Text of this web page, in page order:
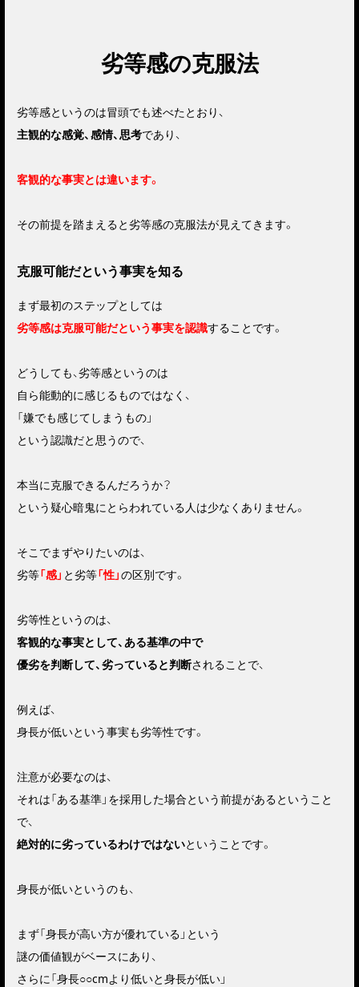
劣等感の克服法
劣等感というのは冒頭でも述べたとおり、
主観的な感覚、感情、思考であり、
客観的な事実とは違います。
その前提を踏まえると劣等感の克服法が見えてきます。
克服可能だという事実を知る
まず最初のステップとしては
劣等感は克服可能だという事実を認識することです。
どうしても、劣等感というのは
自ら能動的に感じるものではなく、
「嫌でも感じてしまうもの」
という認識だと思うので、
本当に克服できるんだろうか？
という疑心暗鬼にとらわれている人は少なくありません。
そこでまずやりたいのは、
劣等「感」 と劣等「性」の区別です。
劣等性というのは、
客観的な事実として、ある基準の中で
優劣を判断して、劣っていると判断されることで、
例えば、
身長が低いという事実も劣等性です。
注意が必要なのは、
それは「ある基準」を採用した場合という前提があるということ
で、
絶対的に劣っているわけではないということです。
身長が低いというのも、
まず「身長が高い方が優れている」という
謎の価値観がベースにあり、
さらに「身長○○cmより低いと身長が低い」